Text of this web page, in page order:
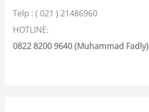
Telp : ( 021 ) 21486960
HOTLINE:
0822 8200 9640 (Muhammad Fadly)